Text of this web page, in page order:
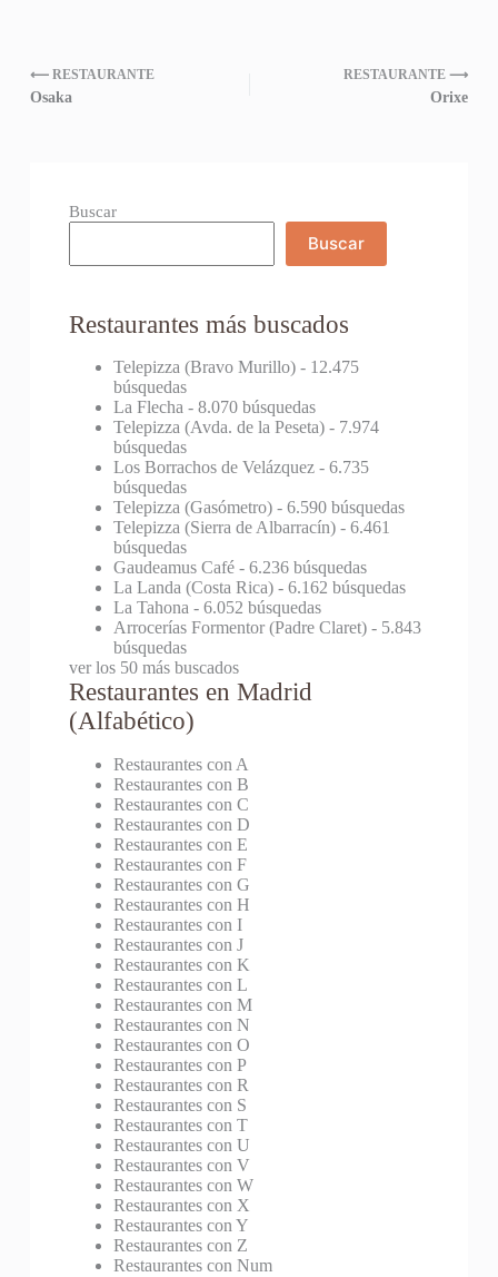
⟵ RESTAURANTE
Osaka
RESTAURANTE ⟶
Orixe
Buscar
Buscar
Restaurantes más buscados
Telepizza (Bravo Murillo)- 12.475
búsquedas
La Flecha - 8.070 búsquedas
Telepizza (Avda. de la Peseta)- 7.974
búsquedas
Los Borrachos de Velázquez- 6.735
búsquedas
Telepizza (Gasómetro)- 6.590 búsquedas
Telepizza (Sierra de Albarracín)- 6.461
búsquedas
Gaudeamus Café- 6.236 búsquedas
La Landa (Costa Rica)- 6.162 búsquedas
La Tahona - 6.052 búsquedas
Arrocerías Formentor (Padre Claret)- 5.843
búsquedas
ver los 50 más buscados
Restaurantes en Madrid
(Alfabético)
Restaurantes con A
Restaurantes con B
Restaurantes con C
Restaurantes con D
Restaurantes con E
Restaurantes con F
Restaurantes con G
Restaurantes con H
Restaurantes con I
Restaurantes con J
Restaurantes con K
Restaurantes con L
Restaurantes con M
Restaurantes con N
Restaurantes con O
Restaurantes con P
Restaurantes con R
Restaurantes con S
Restaurantes con T
Restaurantes con U
Restaurantes con V
Restaurantes con W
Restaurantes con X
Restaurantes con Y
Restaurantes con Z
Restaurantes con Num